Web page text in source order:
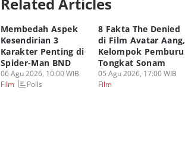
Membedah Aspek
Kesendirian 3
Karakter Penting di
Spider-Man BND
06 Agu 2026, 10:00 WIB
Film
Polls
8 Fakta The Denied
di Film Avatar Aang,
Kelompok Pemburu
Tongkat Sonam
05 Agu 2026, 17:00 WIB
Film